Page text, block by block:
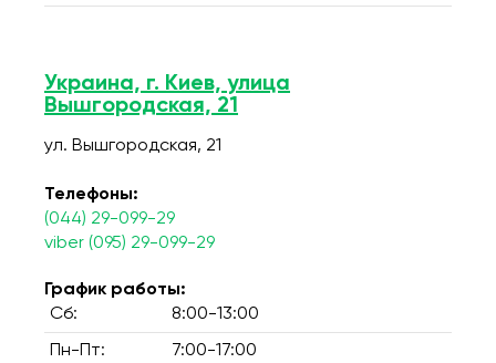
Украина, г. Киев, улица
Вышгородская, 21
ул. Вышгородская, 21
Телефоны:
(044) 29-099-29
viber (095) 29-099-29
График работы:
Сб:
8:00-13:00
Пн-Пт: 7:00-17:00